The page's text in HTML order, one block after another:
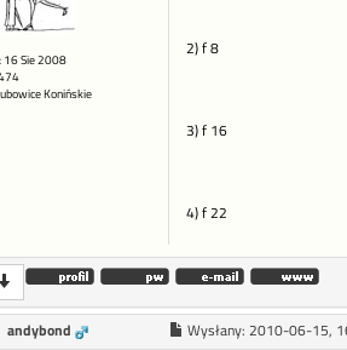
16 Sie 2008
Konińskie
2) f 8
3) f 16
4) f 22
andybond Wysłany: 2010-06-15,